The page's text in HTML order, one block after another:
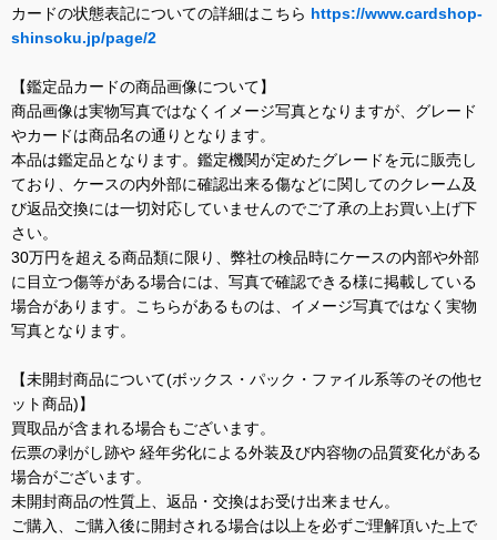
カードの状態表記についての詳細はこちら https://www.cardshop-
shinsoku.jp/page/2
【鑑定品カードの商品画像について】
商品画像は実物写真ではなくイメージ写真となりますが、グレード
やカードは商品名の通りとなります。
本品は鑑定品となります。鑑定機関が定めたグレードを元に販売し
ており、ケースの内外部に確認出来る傷などに関してのクレーム及
び返品交換には一切対応していませんのでご了承の上お買い上げ下
さい。
30万円を超える商品類に限り、弊社の検品時にケースの内部や外部
に目立つ傷等がある場合には、写真で確認できる様に掲載している
場合があります。こちらがあるものは、イメージ写真ではなく実物
写真となります。
【未開封商品について(ボックス・パック・ファイル系等のその他セ
ット商品)】
買取品が含まれる場合もございます。
伝票の剥がし跡や 経年劣化による外装及び内容物の品質変化がある
場合がございます。
未開封商品の性質上、返品・交換はお受け出来ません。
ご購入、ご購入後に開封される場合は以上を必ずご理解頂いた上で